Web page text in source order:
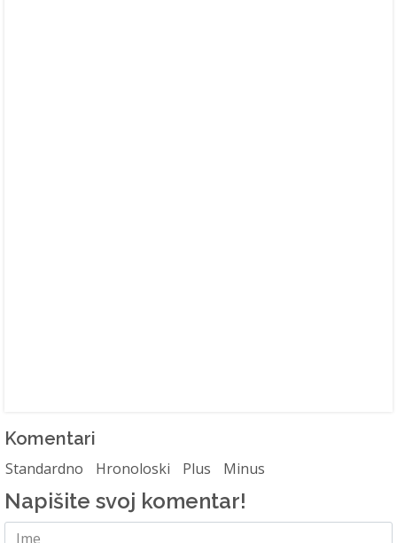
Komentari
Standardno Hronoloski Plus Minus
Napišite svoj komentar!